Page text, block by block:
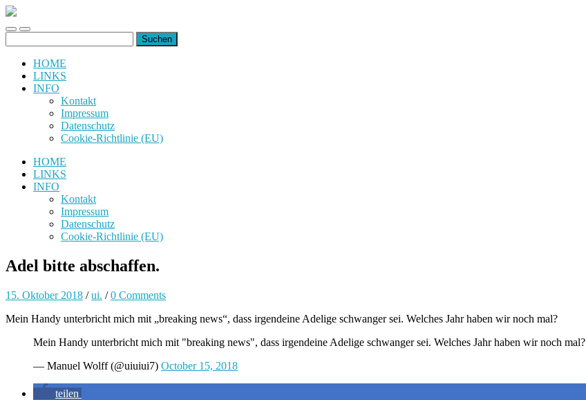
uiuiuiuiuiuiui.de
Toggle
mobile
Toggle
search
nach:
HOME
LINKS
INFO
Kontakt
Impressum
Datenschutz
Cookie-Richtlinie (EU)
HOME
LINKS
INFO
Kontakt
Impressum
Datenschutz
Cookie-Richtlinie (EU)
Adel bitte abschaffen.
15. Oktober 2018 /ui. /0 Comments
Mein Handy unterbricht mich mit „breaking news“, dass irgendeine Adelige schwanger sei. Welches Jahr haben wir noch mal?
Mein Handy unterbricht mich mit "breaking news", dass irgendeine Adelige schwanger sei. Welches Jahr haben wir noch mal?
— Manuel Wolff (@uiuiui7) October 15, 2018
teilen